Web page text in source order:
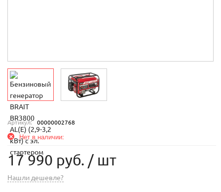
Артикул: 00000002768
Нет в наличии:
17 990 руб. / шт
Нашли дешевле?